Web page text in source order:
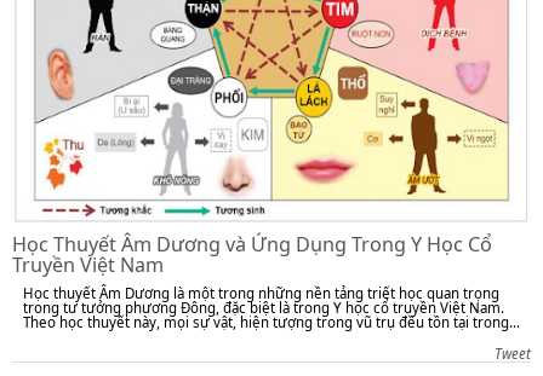
Học Thuyết Âm Dương và Ứng Dụng Trong Y Học Cổ
Truyền Việt Nam
Học thuyết Âm Dương là một trong những nền tảng triết học quan trọng
trong tư tưởng phương Đông, đặc biệt là trong Y học cổ truyền Việt Nam.
Theo học thuyết này, mọi sự vật, hiện tượng trong vũ trụ đều tồn tại trong...
Tweet